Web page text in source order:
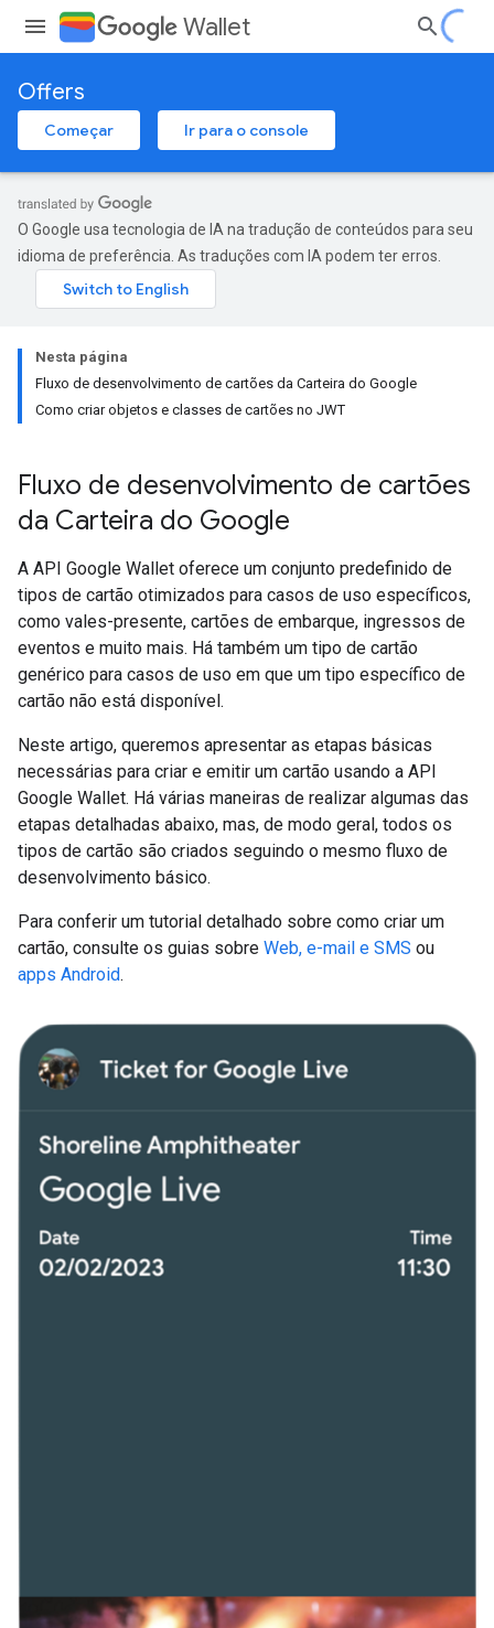
Wallet
Offers
Começar Ir para o console
O Google usa tecnologia de IA na tradução de conteúdos para seu
idioma de preferência. As traduções com IA podem ter erros.
Nesta página
Fluxo de desenvolvimento de cartões da Carteira do Google
Como criar objetos e classes de cartões no JWT
Fluxo de desenvolvimento de cartões
da Carteira do Google
A API Google Wallet oferece um conjunto predefinido de
tipos de cartão otimizados para casos de uso específicos,
como vales-presente, cartões de embarque, ingressos de
eventos e muito mais. Há também um tipo de cartão
genérico para casos de uso em que um tipo específico de
cartão não está disponível.
Neste artigo, queremos apresentar as etapas básicas
necessárias para criar e emitir um cartão usando a API
Google Wallet. Há várias maneiras de realizar algumas das
etapas detalhadas abaixo, mas, de modo geral, todos os
tipos de cartão são criados seguindo o mesmo fluxo de
desenvolvimento básico.
Para conferir um tutorial detalhado sobre como criar um
cartão, consulte os guias sobre Web, e-mail e SMS ou
apps Android.